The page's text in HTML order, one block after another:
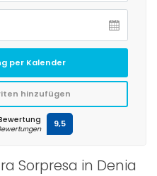
Sorpresa in Denia
per Kalender
hinzufügen
9,5